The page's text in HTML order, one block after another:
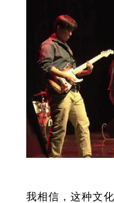
我相信，这种文